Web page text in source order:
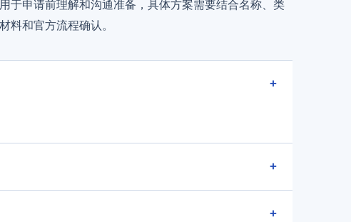
于申请前理解和沟通准备，具体方案需要结合名称、类
料和官方流程确认。
+
+
+